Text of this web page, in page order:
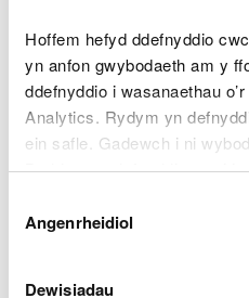
Hoffem hefyd ddefnyddio
yn anfon gwybodaeth am y
ddefnyddio i wasanaethau
Analytics. Rydym yn
ein safle. Gadewch i ni
Byddwn yn defnyddio cwci i
Gellirdarllen mwy am ein
Caniatâd
Angenrheidiol
Dewisiadau
rhagolwg llifogydd
nesaf
lefelau afonydd a
Traffig Cymruar gyfer
llifogydd
risg llifogydd yn ôl côd
Diogelwch